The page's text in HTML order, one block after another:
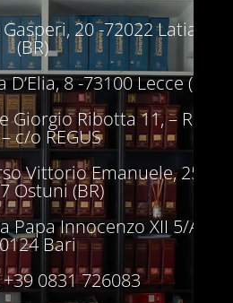
20 -72022 Latiano
(BR)
8 -73100 Lecce (LE)
Giorgio Ribotta 11, – Roma
c/o REGUS
Vittorio Emanuele, 250 –
Ostuni (BR)
Papa Innocenzo XII 5/A –
Bari
0831 726083